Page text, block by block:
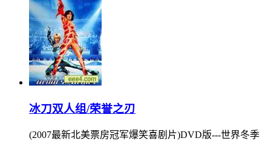
冰刀双人组/荣誉之刃
(2007最新北美票房冠军爆笑喜剧片)DVD版---世界冬季